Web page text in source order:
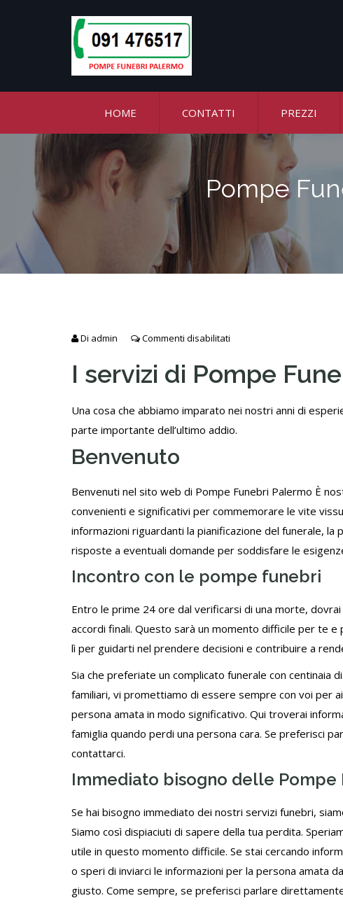
HOME CONTATTI PREZZI
Pompe
Di admin Commenti disabilitati
I servizi di Pompe
Una cosa che abbiamo imparato nei nostri anni di
parte importante dell’ultimo addio.
Benvenuto
Benvenuti nel sito web di Pompe Funebri Palermo È
convenienti e significativi per commemorare le vite
informazioni riguardanti la pianificazione del funerale,
risposte a eventuali domande per soddisfare le
Incontro con le pompe funebri
Entro le prime 24 ore dal verificarsi di una morte,
accordi finali. Questo sarà un momento difficile per te
lì per guidarti nel prendere decisioni e contribuire a
Sia che preferiate un complicato funerale con centinaia
familiari, vi promettiamo di essere sempre con voi per
persona amata in modo significativo. Qui troverai
famiglia quando perdi una persona cara. Se preferisci
contattarci.
Immediato bisogno delle Pompe
Se hai bisogno immediato dei nostri servizi funebri,
Siamo così dispiaciuti di sapere della tua perdita.
utile in questo momento difficile. Se stai cercando
o speri di inviarci le informazioni per la persona amata
giusto. Come sempre, se preferisci parlare